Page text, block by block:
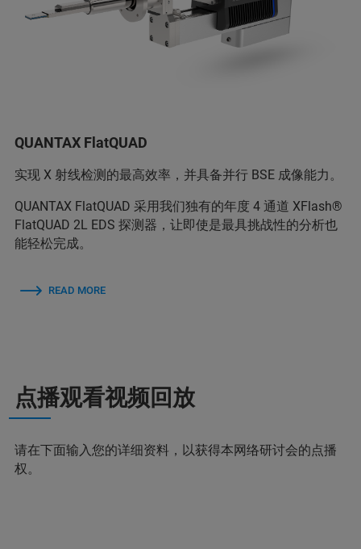
QUANTAX FlatQUAD
实现 X 射线检测的最高效率，并具备并行 BSE 成像能力。
QUANTAX FlatQUAD 采用我们独有的年度 4 通道 XFlash®
FlatQUAD 2L EDS 探测器，让即使是最具挑战性的分析也
能轻松完成。
READ MORE
点播观看视频回放
请在下面输入您的详细资料，以获得本网络研讨会的点播
权。